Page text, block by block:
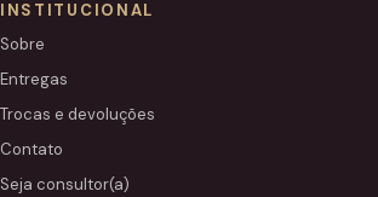
INSTITUCIONAL
Sobre
Entregas
Trocas e devoluções
Contato
Seja consultor(a)